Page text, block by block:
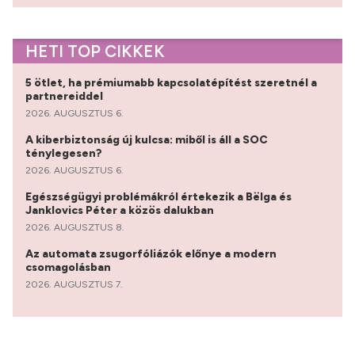
HETI TOP CIKKEK
5 ötlet, ha prémiumabb kapcsolatépítést szeretnél a
partnereiddel
2026. AUGUSZTUS 6.
A kiberbiztonság új kulcsa: miből is áll a SOC
ténylegesen?
2026. AUGUSZTUS 6.
Egészségügyi problémákról értekezik a Bëlga és
Janklovics Péter a közös dalukban
2026. AUGUSZTUS 8.
Az automata zsugorfóliázók előnye a modern
csomagolásban
2026. AUGUSZTUS 7.